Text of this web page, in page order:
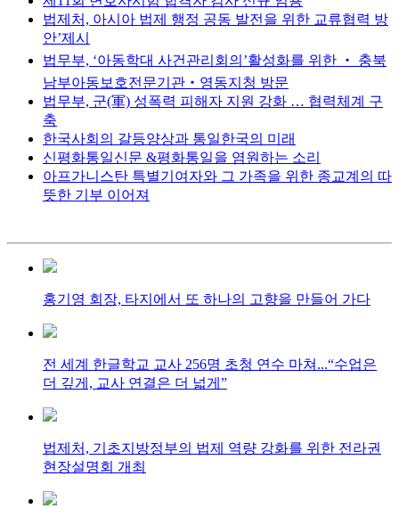
법제처, 아시아 법제 행정 공동 발전을 위한 교류협력 방
안’제시
법무부, ‘아동학대 사건관리회의’활성화를 위한 ‧ 충북
남부아동보호전문기관‧영동지청 방문
법무부, 군(軍) 성폭력 피해자 지원 강화 … 협력체계 구
축
한국사회의 갈등양상과 통일한국의 미래
신평화통일신문 &평화통일을 염원하는 소리
아프가니스탄 특별기여자와 그 가족을 위한 종교계의 따
뜻한 기부 이어져
홍기영 회장, 타지에서 또 하나의 고향을 만들어 가다
전 세계 한글학교 교사 256명 초청 연수 마쳐...“수업은
더 깊게, 교사 연결은 더 넓게”
법제처, 기초지방정부의 법제 역량 강화를 위한 전라권
현장설명회 개최